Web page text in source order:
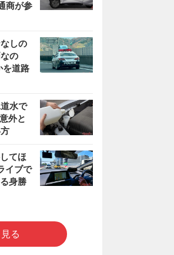
商が参
しの
の
を道路
水で
外と
てほ
イブで
身勝
る